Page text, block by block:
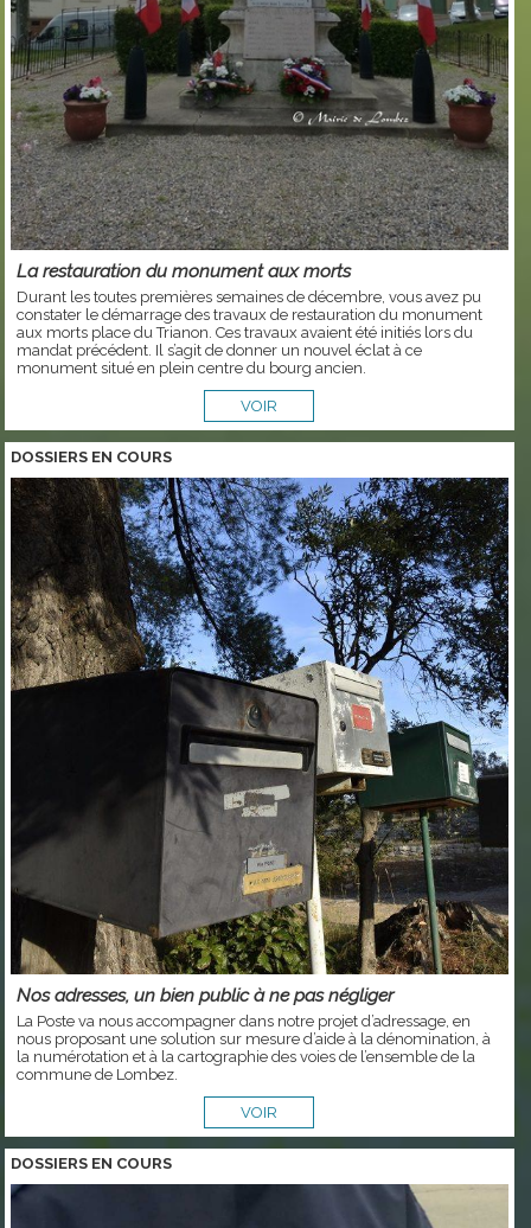
La restauration du monument aux morts
Durant les toutes premières semaines de décembre, vous avez pu
constater le démarrage des travaux de restauration du monument
aux morts place du Trianon. Ces travaux avaient été initiés lors du
mandat précédent. Il s’agit de donner un nouvel éclat à ce
monument situé en plein centre du bourg ancien.
VOIR
DOSSIERS EN COURS
Nos adresses, un bien public à ne pas négliger
La Poste va nous accompagner dans notre projet d’adressage, en
nous proposant une solution sur mesure d’aide à la dénomination, à
la numérotation et à la cartographie des voies de l’ensemble de la
commune de Lombez.
VOIR
DOSSIERS EN COURS